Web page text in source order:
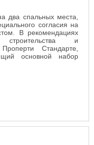
два спальных места,
согласия на
В рекомендациях
строительства и
Стандарте,
основной набор